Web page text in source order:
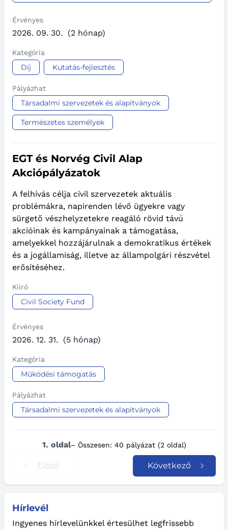
Hírlevél
Ingyenes hírlevelünkkel értesülhet legfrissebb
Érvényes
2026. 09. 30. (2 hónap)
Kategória
Díj Kutatás-fejlesztés
Pályázhat
Társadalmi szervezetek és alapítványok
Természetes személyek
EGT és Norvég Civil Alap
Akciópályázatok
A felhívás célja civil szervezetek aktuális
problémákra, napirenden lévő ügyekre vagy
sürgető vészhelyzetekre reagáló rövid távú
akcióinak és kampányainak a támogatása,
amelyekkel hozzájárulnak a demokratikus értékek
és a jogállamiság, illetve az állampolgári részvétel
erősítéséhez.
Kiíró
Civil Society Fund
Érvényes
2026. 12. 31. (5 hónap)
Kategória
Működési támogatás
Pályázhat
Társadalmi szervezetek és alapítványok
1. oldal– Összesen: 40 pályázat (2 oldal)
Előző Következő